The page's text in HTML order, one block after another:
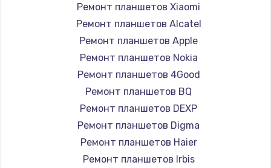
Ремонт планшетов Xiaomi
Ремонт планшетов Alcatel
Ремонт планшетов Apple
Ремонт планшетов Nokia
Ремонт планшетов 4Good
Ремонт планшетов BQ
Ремонт планшетов DEXP
Ремонт планшетов Digma
Ремонт планшетов Haier
Ремонт планшетов Irbis